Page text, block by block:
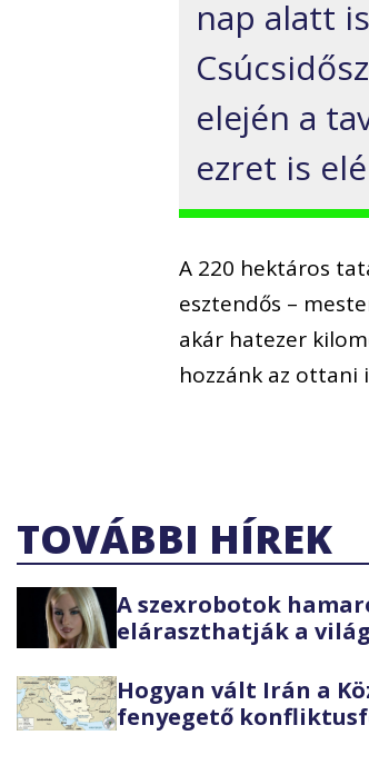
nap alatt
elején a
ezret is
A 220 hektáros
esztendős –
akár hatezer
hozzánk az ottani
TOVÁBBI HÍREK
A szexrobotok
eláraszthatják a
Hogyan vált Irán a
fenyegető